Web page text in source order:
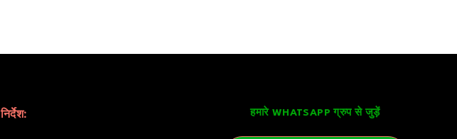
निर्देश: हमारे WHATSAPP ग्रुप से जुड़ें